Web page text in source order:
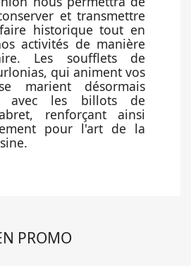
et transmettre
historique tout en
activités de manière
Les soufflets de
qui animent vos
marient désormais
avec les billots de
renforçant ainsi
pour l'art de la
PROMO